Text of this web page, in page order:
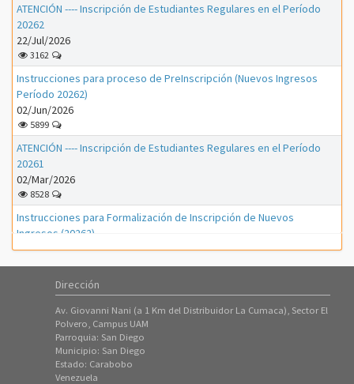
ATENCIÓN ---- Inscripción de Estudiantes Regulares en el Período
20262
22/Jul/2026
3162
Instrucciones para proceso de PreInscripción (Nuevos Ingresos
Período 20262)
02/Jun/2026
5899
ATENCIÓN ---- Inscripción de Estudiantes Regulares en el Período
20261
02/Mar/2026
8528
Instrucciones para Formalización de Inscripción de Nuevos
Ingresos (20262)
01/Mar/2026
Instrucciones para Formalización de Inscripción de Nuevos
01/Feb/2026
Instrucciones para proceso de PreInscripción (Nuevos Ingresos
Período 20261)
Dirección
Av. Giovanni Nani (a 1 Km del Distribuidor La Cumaca), Sector El
Polvero, Campus UAM
Parroquia: San Diego
Municipio: San Diego
Estado: Carabobo
Venezuela